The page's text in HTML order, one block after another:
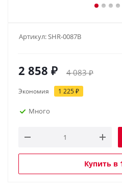
Артикул:SHR-0087B
2 858 ₽ 4 083₽
Экономия 1 225₽
Много
Купить в